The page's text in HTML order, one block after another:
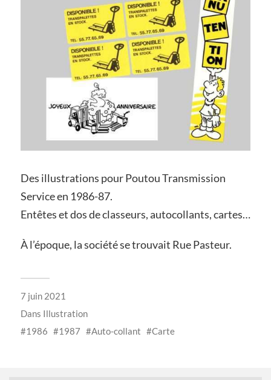
Des illustrations pour Poutou Transmission
Service en 1986-87.
Entêtes et dos de classeurs, autocollants, cartes…
À l’époque, la société se trouvait Rue Pasteur.
7 juin 2021
Dans Illustration
1986
1987 Auto-collant Carte